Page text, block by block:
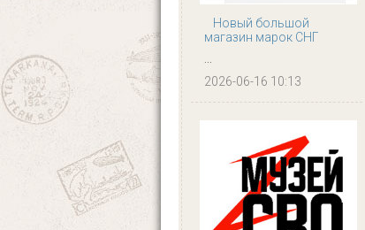
Новый большой
магазин марок СНГ
...
2026-06-16 10:13